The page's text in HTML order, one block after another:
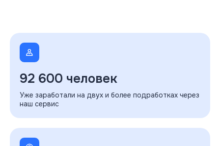
92 600 человек
Уже заработали на двух и более подработках через
наш сервис